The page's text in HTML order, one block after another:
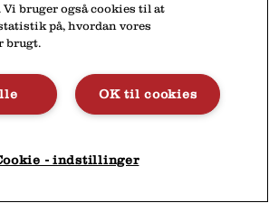
bruger også cookies til at
på, hvordan vores
brugt.
OK til cookies
- indstillinger